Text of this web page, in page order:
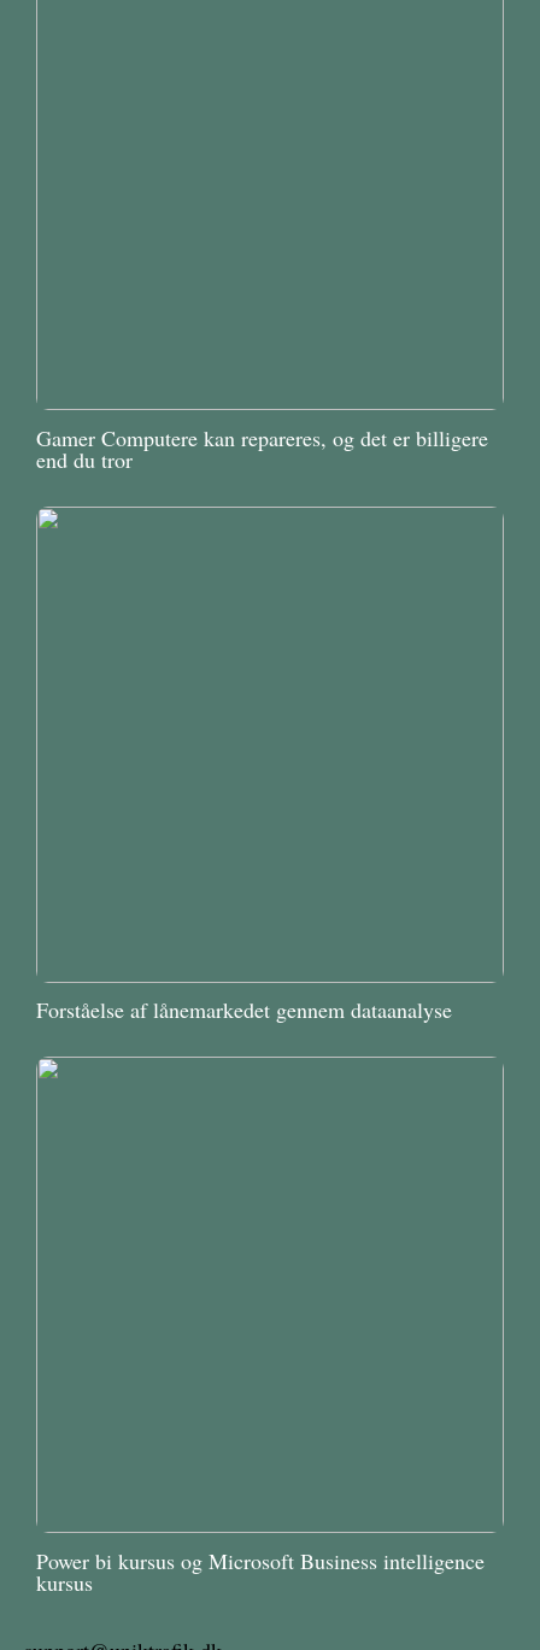
Gamer Computere kan repareres, og det er billigere
end du tror
Forståelse af lånemarkedet gennem dataanalyse
Power bi kursus og Microsoft Business intelligence
kursus